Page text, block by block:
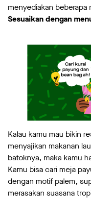
menyediakan beberapa
Sesuaikan dengan
Kalau kamu mau bikin
menyajikan makanan
batoknya, maka kamu
Kamu bisa cari meja
dengan motif palem,
merasakan suasana